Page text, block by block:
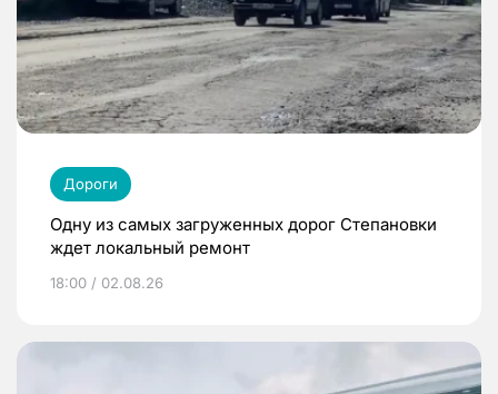
Дороги
Одну из самых загруженных дорог Степановки
ждет локальный ремонт
18:00 / 02.08.26